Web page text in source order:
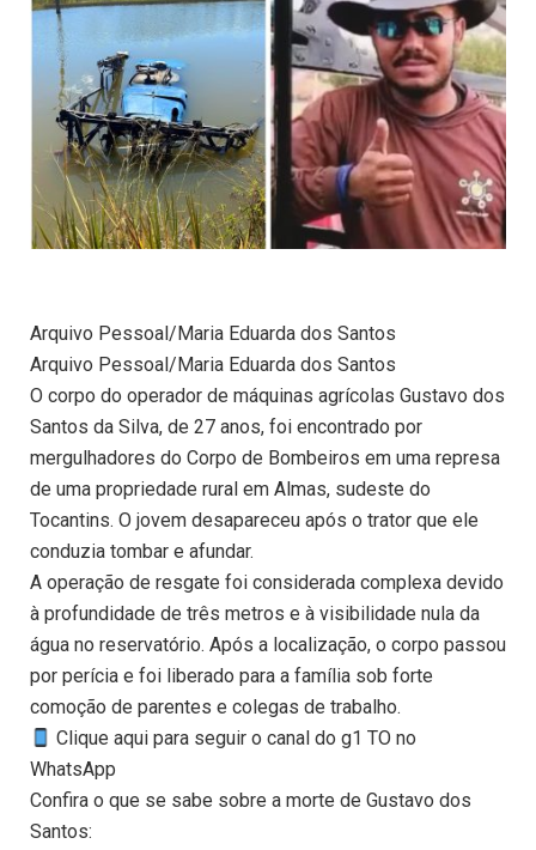
Arquivo Pessoal/Maria Eduarda dos Santos
Arquivo Pessoal/Maria Eduarda dos Santos
O corpo do operador de máquinas agrícolas Gustavo dos
Santos da Silva, de 27 anos, foi encontrado por
mergulhadores do Corpo de Bombeiros em uma represa
de uma propriedade rural em Almas, sudeste do
Tocantins. O jovem desapareceu após o trator que ele
conduzia tombar e afundar.
A operação de resgate foi considerada complexa devido
à profundidade de três metros e à visibilidade nula da
água no reservatório. Após a localização, o corpo passou
por perícia e foi liberado para a família sob forte
comoção de parentes e colegas de trabalho.
Clique aqui para seguir o canal do g1 TO no
WhatsApp
Confira o que se sabe sobre a morte de Gustavo dos
Santos: